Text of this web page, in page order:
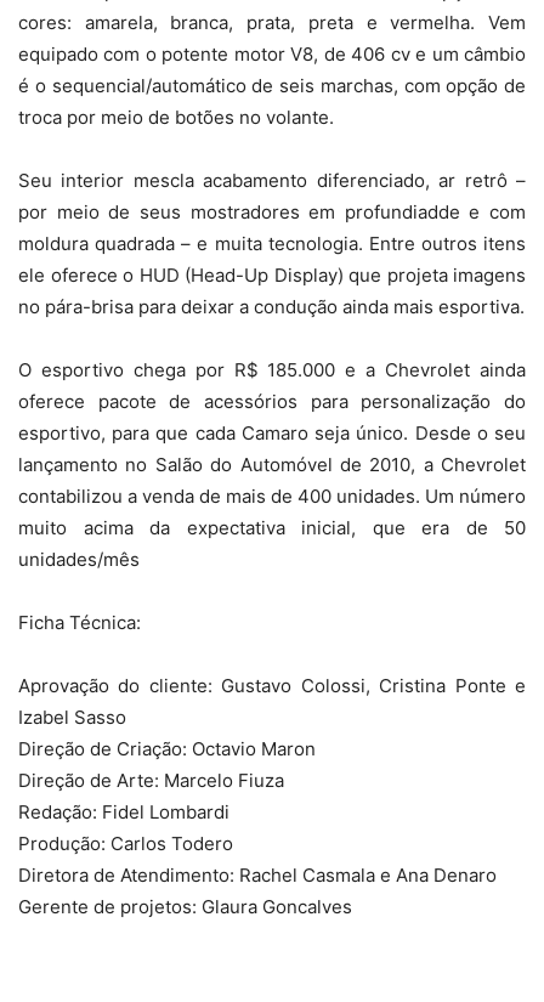
cores: amarela, branca, prata, preta e vermelha. Vem
equipado com o potente motor V8, de 406 cv e um câmbio
é o sequencial/automático de seis marchas, com opção de
troca por meio de botões no volante.
Seu interior mescla acabamento diferenciado, ar retrô –
por meio de seus mostradores em profundiadde e com
moldura quadrada – e muita tecnologia. Entre outros itens
ele oferece o HUD (Head-Up Display) que projeta imagens
no pára-brisa para deixar a condução ainda mais esportiva.
O esportivo chega por R$ 185.000 e a Chevrolet ainda
oferece pacote de acessórios para personalização do
esportivo, para que cada Camaro seja único. Desde o seu
lançamento no Salão do Automóvel de 2010, a Chevrolet
contabilizou a venda de mais de 400 unidades. Um número
muito acima da expectativa inicial, que era de 50
unidades/mês
Ficha Técnica:
Aprovação do cliente: Gustavo Colossi, Cristina Ponte e
Izabel Sasso
Direção de Criação: Octavio Maron
Direção de Arte: Marcelo Fiuza
Redação: Fidel Lombardi
Produção: Carlos Todero
Diretora de Atendimento: Rachel Casmala e Ana Denaro
Gerente de projetos: Glaura Goncalves